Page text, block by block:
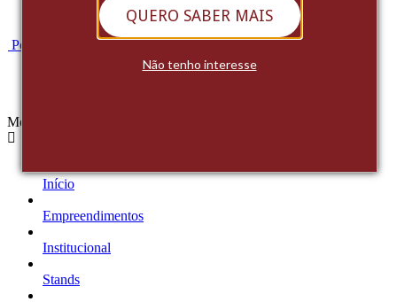
QUERO SABER MAIS
Não tenho interesse
Portal do Cliente
Menu
Início
Empreendimentos
Institucional
Stands